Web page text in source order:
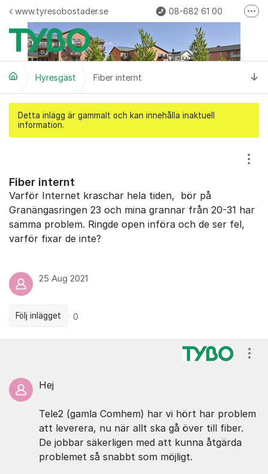
Hoppa till innehåll
www.tyresobostader.se 08-682 61 00
Felanmälan
kundvard@tyresobostader.se
Hyresgäst Fiber internt
Detta inlägg är gammalt och kan innehålla inaktuell
information.
Fiber internt
Varför Internet kraschar hela tiden, bör på
Granängasringen 23 och mina grannar från 20-31 har
samma problem. Ringde open införa och de ser fel,
varför fixar de inte?
25 Aug 2021
Följ inlägget 0
Hej
Tele2 (gamla Comhem) har vi hört har problem
att leverera, nu när allt ska gå över till fiber.
De jobbar säkerligen med att kunna åtgärda
problemet så snabbt som möjligt.